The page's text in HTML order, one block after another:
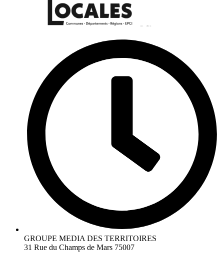
GROUPE MEDIA DES TERRITOIRES
31 Rue du Champs de Mars 75007